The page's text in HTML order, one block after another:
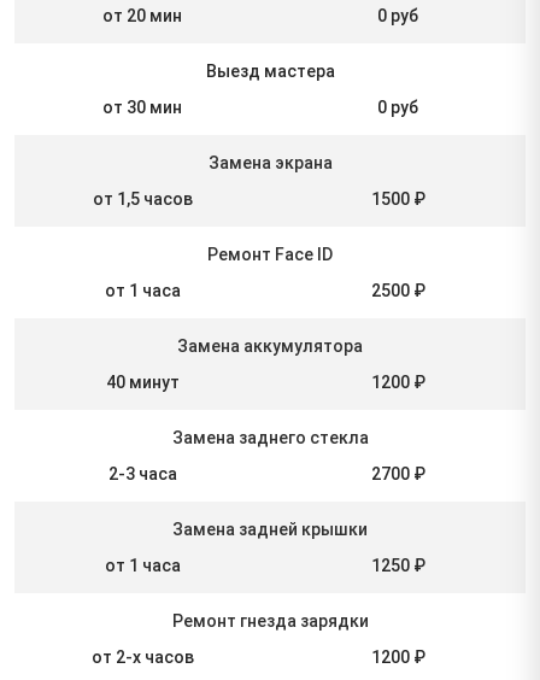
от 20 мин
0 руб
Выезд мастера
от 30 мин
0 руб
Замена экрана
от 1,5 часов
1500 ₽
Ремонт Face ID
от 1 часа
2500 ₽
Замена аккумулятора
40 минут
1200 ₽
Замена заднего стекла
2-3 часа
2700 ₽
Замена задней крышки
от 1 часа
1250 ₽
Ремонт гнезда зарядки
от 2-х часов
1200 ₽